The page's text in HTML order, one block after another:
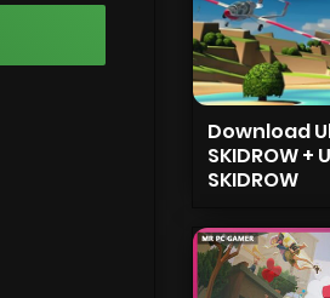
Download
SKIDROW
SKIDROW